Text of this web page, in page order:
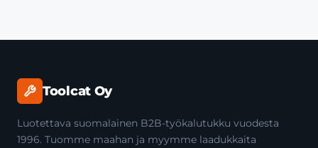
Toolcat Oy
Luotettava suomalainen B2B-työkalutukku vuodesta
1996. Tuomme maahan ja myymme laadukkaita